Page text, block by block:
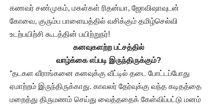
கணவர் சண்முகம், மகள்கள் ரிதன்யா, ஜோவிஷாவுடன்
கோவை, குரும்ப பாளையத்தில் வசிக்கும் தமிழ்செல்வி
உடற்பயிற்சி கூடத்தின் பயிற்றுநர்!
கனவுகளற்ற பட்சத்தில்
வாழ்க்கை எப்படி இருந்திருக்கும்?
“தடகள வீராங்கனை கனவுக்கு வீட்டில் தடை போட்டப்போது
ஏமாற்றம் இருந்திருக்காது. காவலர் தேர்வுக்கு வந்த கடிதத்தை
மறைத்து திருமணம் செய்து வைத்ததைக் கேள்விப்பட்டு மனம்